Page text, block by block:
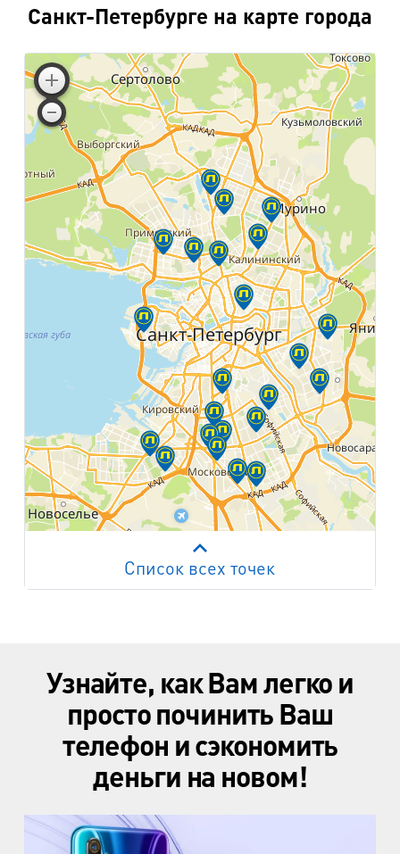
Санкт-Петербурге на карте города
м. Пр. Ветеранов
пр. Ветеранов, д.9
м. Ул. Дыбенко
пр. Большевиков, д.25
м. Комендантский пр.
пр. Авиаконструкторов, д.4
Работает на API 2ГИС
Лицензионное соглашение
Список всех точек
Узнайте, как Вам легко и
просто починить Ваш
телефон и сэкономить
деньги на новом!